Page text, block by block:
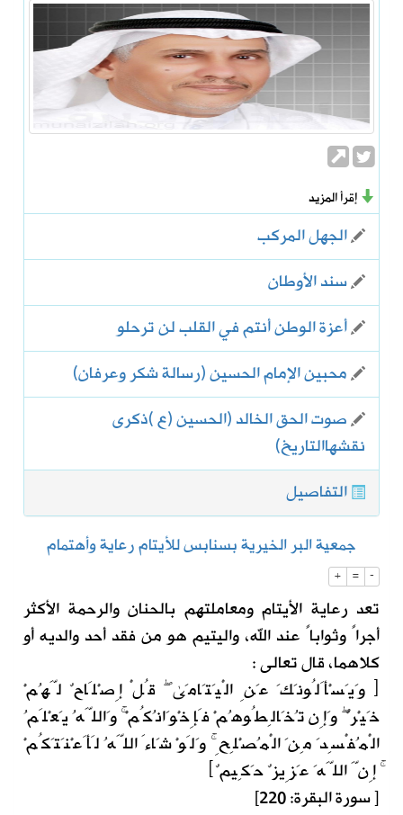
إقرأ المزيد
الجهل المركب
سند الأوطان
أعزة الوطن أنتم في القلب لن ترحلو
محبين الإمام الحسين (رسالة شكر وعرفان)
صوت الحق الخالد (الحسين (ع )ذكرى
نقشهاالتاريخ)
التفاصيل
جمعية البر الخيرية بسنابس للأيتام رعاية وأهتمام
+ = -
تعد رعاية الأيتام ومعاملتهم بالحنان والرحمة الأكثر
أجراً وثواباً عند الله، واليتيم هو من فقد أحد والديه أو
كلاهما، قال تعالى :
﴿ وَيَسْأَلُونَكَ عَنِ الْيَتَامَىٰ ۖ قُلْ إِصْلَاحٌ لَّهُمْ
خَيْرٌ ۖ وَإِن تُخَالِطُوهُمْ فَإِخْوَانُكُمْ ۚ وَاللَّهُ يَعْلَمُ
الْمُفْسِدَ مِنَ الْمُصْلِحِ ۚ وَلَوْ شَاءَ اللَّهُ لَأَعْنَتَكُمْ
ۚ إِنَّ اللَّهَ عَزِيزٌ حَكِيمٌ﴾
[ سورة البقرة: 220]